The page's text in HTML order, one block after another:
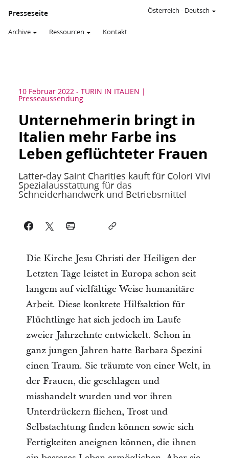
Presseseite
Archive Ressourcen Kontakt
Österreich - Deutsch
10 Februar 2022 - TURIN IN ITALIEN
Presseaussendung
Unternehmerin bringt in
Italien mehr Farbe ins
Leben geflüchteter Frauen
Latter-day Saint Charities kauft für Colori Vivi
Spezialausstattung für das
Schneiderhandwerk und Betriebsmittel
Die Kirche Jesu Christi der Heiligen der
Letzten Tage leistet in Europa schon seit
langem auf vielfältige Weise humanitäre
Arbeit. Diese konkrete Hilfsaktion für
Flüchtlinge hat sich jedoch im Laufe
zweier Jahrzehnte entwickelt. Schon in
ganz jungen Jahren hatte Barbara Spezini
einen Traum. Sie träumte von einer Welt, in
der Frauen, die geschlagen und
misshandelt wurden und vor ihren
Unterdrückern fliehen, Trost und
Selbstachtung finden können sowie sich
Fertigkeiten aneignen können, die ihnen